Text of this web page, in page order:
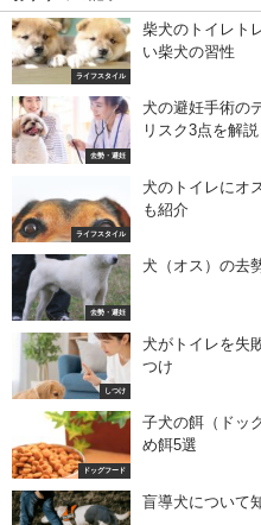
ライフスタイル
柴犬のトイレト
い柴犬の習性
去勢・避妊
犬の避妊手術の
リスク3点を解説
ライフスタイル
犬のトイレにオ
も紹介
去勢・避妊
犬（オス）の去
しつけ
犬がトイレを失
つけ
ドッグフード
子犬の餌（ドッ
め餌5選
盲導犬について